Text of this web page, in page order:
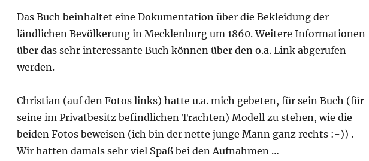
Das Buch beinhaltet eine Dokumentation über die Bekleidung der
ländlichen Bevölkerung in Mecklenburg um 1860. Weitere Informationen
über das sehr interessante Buch können über den o.a. Link abgerufen
werden.
Christian (auf den Fotos links) hatte u.a. mich gebeten, für sein Buch (für
seine im Privatbesitz befindlichen Trachten) Modell zu stehen, wie die
beiden Fotos beweisen (ich bin der nette junge Mann ganz rechts :-)) .
Wir hatten damals sehr viel Spaß bei den Aufnahmen …